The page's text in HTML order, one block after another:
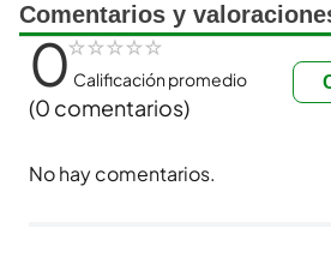
Comentarios y
☆☆☆☆☆
0Calificación promedio
(0 comentarios)
No hay comentarios.